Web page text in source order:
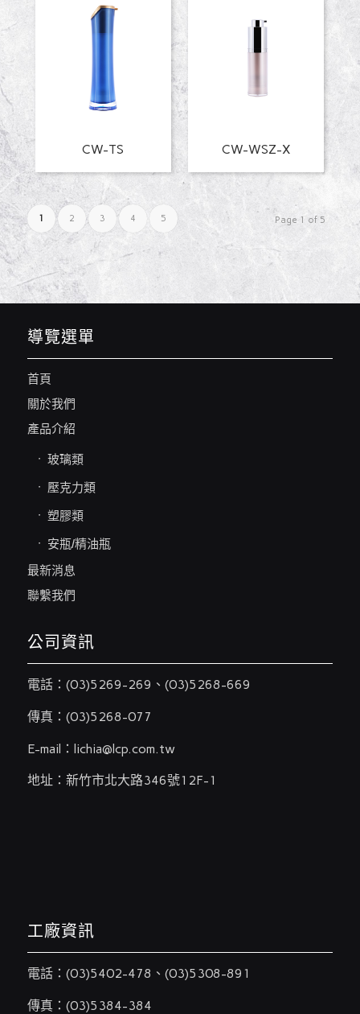
CW-TS CW-WSZ-X
Page 1 of 5
1 2 3 4 5
導覽選單
首頁
關於我們
產品介紹
玻璃類
壓克力類
塑膠類
安瓶/精油瓶
最新消息
聯繫我們
公司資訊
電話： (03)5269-269 、 (03)5268-669
傳真：(03)5268-077
E-mail： lichia@lcp.com.tw
地址：新竹市北大路346號12F-1
工廠資訊
電話： (03)5402-478 、 (03)5308-891
傳真：(03)5384-384